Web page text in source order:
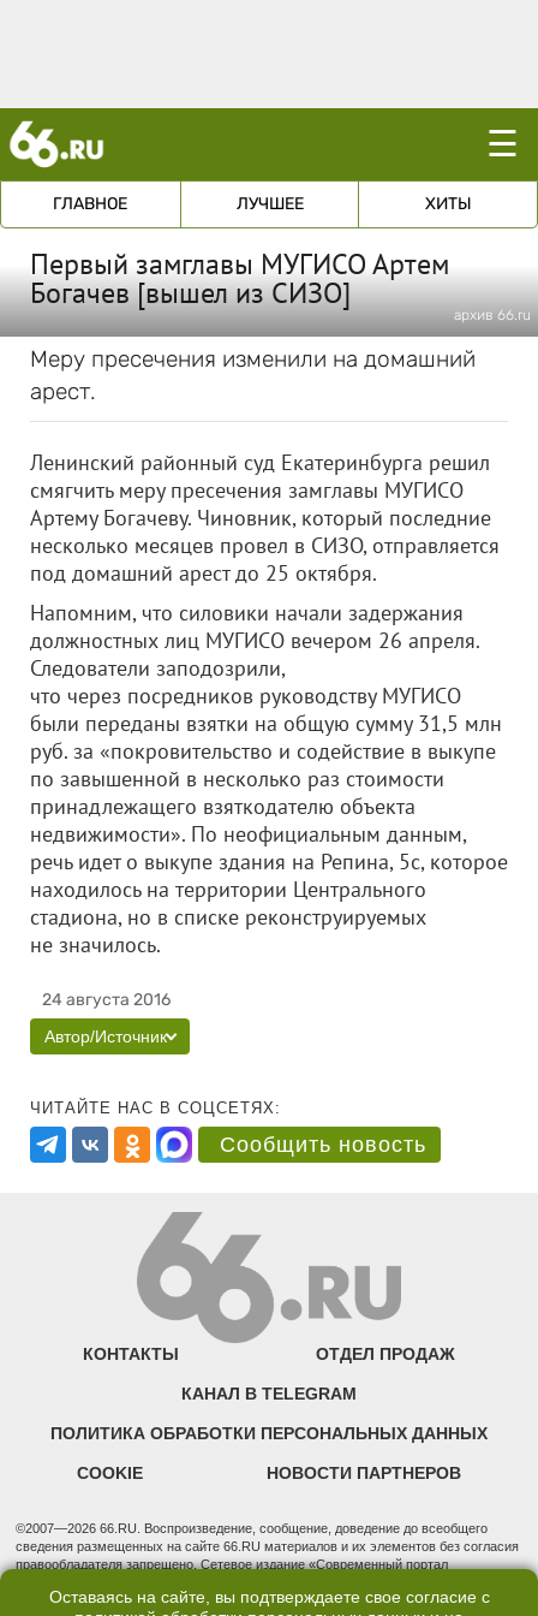
☰
ГЛАВНОЕ ЛУЧШЕЕ ХИТЫ
Первый замглавы МУГИСО Артем
Богачев [вышел из СИЗО]
архив 66.ru
Меру пресечения изменили на домашний
арест.
Ленинский районный суд Екатеринбурга решил
смягчить меру пресечения замглавы МУГИСО
Артему Богачеву. Чиновник, который последние
несколько месяцев провел в СИЗО, отправляется
под домашний арест до 25 октября.
Напомним, что силовики начали задержания
должностных лиц МУГИСО вечером 26 апреля.
Следователи заподозрили,
что через посредников руководству МУГИСО
были переданы взятки на общую сумму 31,5 млн
руб. за «покровительство и содействие в выкупе
по завышенной в несколько раз стоимости
принадлежащего взяткодателю объекта
недвижимости». По неофициальным данным,
речь идет о выкупе здания на Репина, 5с, которое
находилось на территории Центрального
стадиона, но в списке реконструируемых
не значилось.
24 августа 2016
Автор/Источник
ЧИТАЙТЕ НАС В СОЦСЕТЯХ:
Сообщить новость
КОНТАКТЫ ОТДЕЛ ПРОДАЖ
КАНАЛ В TELEGRAM
ПОЛИТИКА ОБРАБОТКИ ПЕРСОНАЛЬНЫХ ДАННЫХ
COOKIE НОВОСТИ ПАРТНЕРОВ
©2007—2026 66.RU. Воспроизведение, сообщение, доведение до всеобщего
сведения размещенных на сайте 66.RU материалов и их элементов без согласия
правообладателя запрещено. Сетевое издание «Современный портал
надзору в сфере связи, информационных технологий и массовых коммуникаций
Оставаясь на сайте, вы подтверждаете свое согласие с